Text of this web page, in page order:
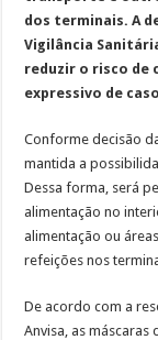
dos terminais. A
Vigilância
reduzir o risco de
expressivo de
Conforme decisão
mantida a
Dessa forma, será
alimentação no
alimentação ou
refeições nos
De acordo com a
Anvisa, as